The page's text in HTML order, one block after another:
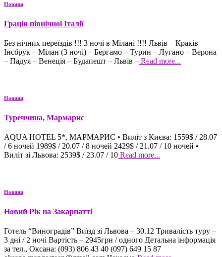
Новини
Грація північної Італії
Без нічних переїздів !!! 3 ночі в Мілані !!!! Львів – Краків –
Інсбрук – Мілан (3 ночі) – Бергамо – Турин – Лугано – Верона
– Падуя – Венеція – Будапешт – Львів – Read more...
Новини
Туреччина, Мармарис
AQUA HOTEL 5*, МАРМАРИС • Виліт з Києва: 1559$ / 28.07
/ 6 ночей 1989$ / 20.07 / 8 ночей 2429$ / 21.07 / 10 ночей •
Виліт зі Львова: 2539$ / 23.07 / 10 Read more...
Новини
Новий Рік на Закарпатті
Готель “Виноградів” Виїзд зі Львова – 30.12 Тривалість туру –
3 дні / 2 ночі Вартість – 2945грн / одного Детальна інформація
за тел., Оксана: (093) 806 43 40 (097) 649 15 87